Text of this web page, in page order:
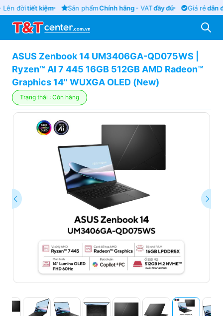
đờitiết kiệm Sản phẩmChính hãng- VATđầy đủ Giá rẻdẫn
ASUS Zenbook 14 UM3406GA-QD075WS |
Ryzen™ AI 7 445 16GB 512GB AMD Radeon™
Graphics 14'' WUXGA OLED (New)
Trạng thái : Còn hàng